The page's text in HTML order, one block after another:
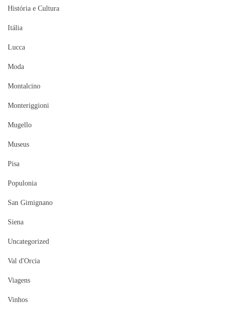
História e Cultura
Itália
Lucca
Moda
Montalcino
Monteriggioni
Mugello
Museus
Pisa
Populonia
San Gimignano
Siena
Uncategorized
Val d'Orcia
Viagens
Vinhos